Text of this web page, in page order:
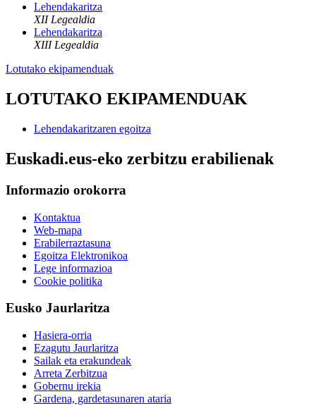
Lehendakaritza
XII Legealdia
Lehendakaritza
XIII Legealdia
Lotutako ekipamenduak
LOTUTAKO EKIPAMENDUAK
Lehendakaritzaren egoitza
Euskadi.eus-eko zerbitzu erabilienak
Informazio orokorra
Kontaktua
Web-mapa
Erabilerraztasuna
Egoitza Elektronikoa
Lege informazioa
Cookie politika
Eusko Jaurlaritza
Hasiera-orria
Ezagutu Jaurlaritza
Sailak eta erakundeak
Arreta Zerbitzua
Gobernu irekia
Gardena, gardetasunaren ataria